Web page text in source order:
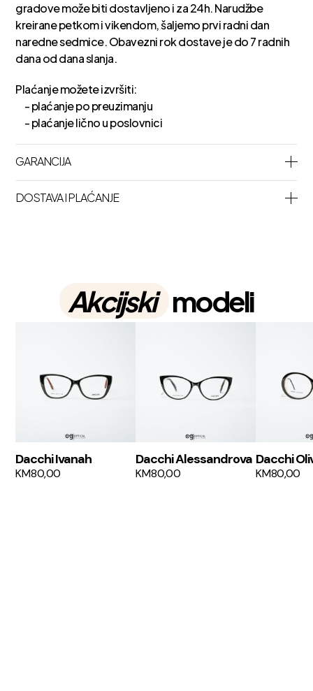
gradove može biti dostavljeno i za 24h. Narudžbe
kreirane petkom i vikendom, šaljemo prvi radni dan
naredne sedmice. Obavezni rok dostave je do 7 radnih
dana od dana slanja.
Plaćanje možete izvršiti:
- plaćanje po preuzimanju
- plaćanje lično u poslovnici
GARANCIJA
DOSTAVA I PLAĆANJE
Akcijski modeli
Dacchi Ivanah
KM80,00
Dacchi Alessandrova
KM80,00
Dacchi
KM80,00